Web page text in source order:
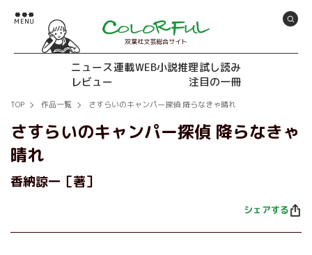
双葉社文芸総合サイト
ニュース連載WEB小説推理試し読み
レビュー
注目の一冊
TOP 作品一覧 さすらいのキャンパー探偵 降らなきゃ晴れ
さすらいのキャンパー探偵 降らなきゃ
晴れ
香納諒一［著］
シェアする